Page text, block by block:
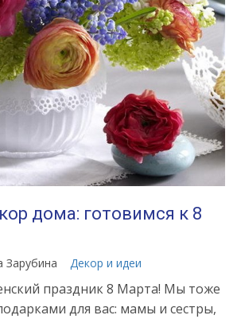
дома: готовимся к 8
Зарубина Декор и идеи
праздник 8 Марта! Мы тоже
для вас: мамы и сестры,